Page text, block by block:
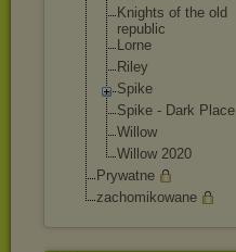
Knights of the old
republic
Lorne
Riley
Spike
Spike - Dark Place
Willow
Willow 2020
Prywatne
zachomikowane